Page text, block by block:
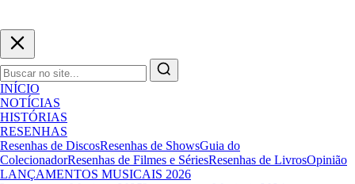
INÍCIO
NOTÍCIAS
HISTÓRIAS
RESENHAS
Resenhas de DiscosResenhas de ShowsGuia do
ColecionadorResenhas de Filmes e SériesResenhas de LivrosOpinião
LANÇAMENTOS MUSICAIS 2026